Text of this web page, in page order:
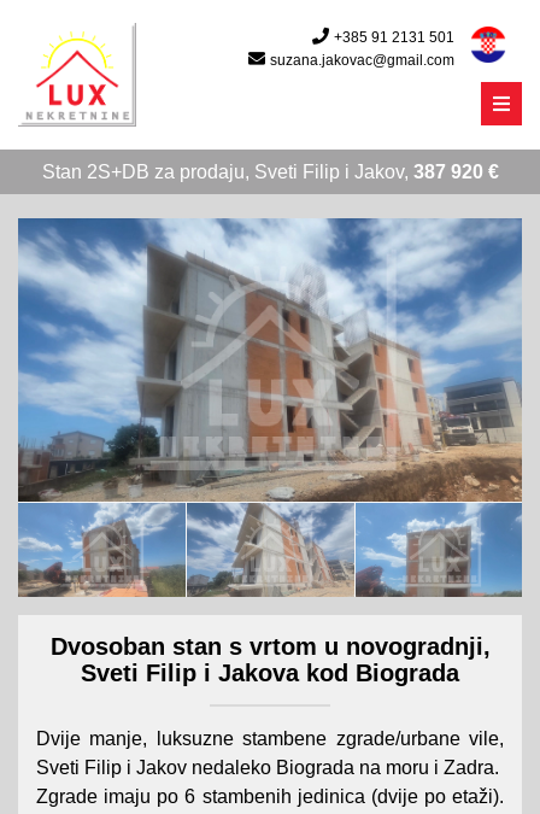
+385 91 2131 501
suzana.jakovac@gmail.com
Menu
Stan 2S+DB za prodaju, Sveti Filip i Jakov, 387 920 €
Dvosoban stan s vrtom u novogradnji,
Sveti Filip i Jakova kod Biograda
Dvije manje, luksuzne stambene zgrade/urbane vile,
Sveti Filip i Jakov nedaleko Biograda na moru i Zadra.
Zgrade imaju po 6 stambenih jedinica (dvije po etaži).